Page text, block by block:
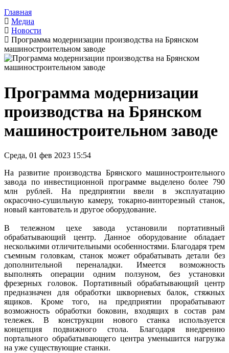
Главная
Медиа
Новости
Программа модернизации производства на Брянском
машиностроительном заводе
Программа модернизации
производства на Брянском
машиностроительном заводе
Среда, 01 фев 2023 15:54
На развитие производства Брянского машиностроительного
завода по инвестиционной программе выделено более 790
млн рублей. На предприятии ввели в эксплуатацию
окрасочно-сушильную камеру, токарно-винторезный станок,
новый кантователь и другое оборудование.
В тележном цехе завода установили портативный
обрабатывающий центр. Данное оборудование обладает
несколькими отличительными особенностями. Благодаря трем
съемным головкам, станок может обрабатывать детали без
дополнительной переналадки. Имеется возможность
выполнять операции одним ползуном, без установки
фрезерных головок. Портативный обрабатывающий центр
предназначен для обработки шкворневых балок, стяжных
ящиков. Кроме того, на предприятии прорабатывают
возможность обработки боковин, входящих в состав рам
тележек. В конструкции нового станка используется
концепция подвижного стола. Благодаря внедрению
портального обрабатывающего центра уменьшится нагрузка
на уже существующие станки.